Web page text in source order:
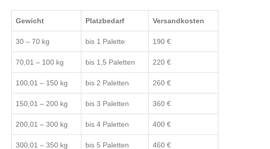
Gewicht Platzbedarf Versandkosten
30 – 70 kg bis 1 Palette 190 €
70,01 – 100 kg bis 1,5 Paletten 220 €
100,01 – 150 kg bis 2 Paletten 260 €
150,01 – 200 kg bis 3 Paletten 360 €
200,01 – 300 kg bis 4 Paletten 400 €
300,01 – 350 kg bis 5 Paletten 460 €